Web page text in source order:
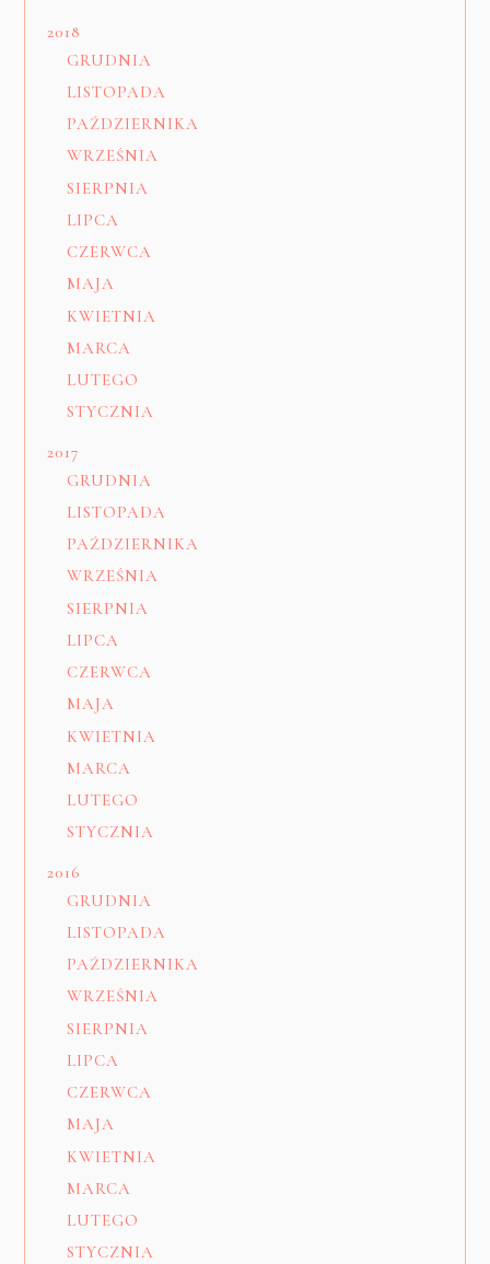
2018
GRUDNIA
LISTOPADA
PAŹDZIERNIKA
WRZEŚNIA
SIERPNIA
LIPCA
CZERWCA
MAJA
KWIETNIA
MARCA
LUTEGO
STYCZNIA
2017
GRUDNIA
LISTOPADA
PAŹDZIERNIKA
WRZEŚNIA
SIERPNIA
LIPCA
CZERWCA
MAJA
KWIETNIA
MARCA
LUTEGO
STYCZNIA
2016
GRUDNIA
LISTOPADA
PAŹDZIERNIKA
WRZEŚNIA
SIERPNIA
LIPCA
CZERWCA
MAJA
KWIETNIA
MARCA
LUTEGO
STYCZNIA